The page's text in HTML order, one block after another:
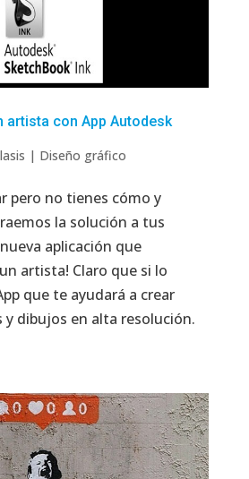
artista con App Autodesk
| Diseño gráfico
pero no tienes cómo y
la solución a tus
aplicación que
artista! Claro que si lo
que te ayudará a crear
y dibujos en alta resolución.